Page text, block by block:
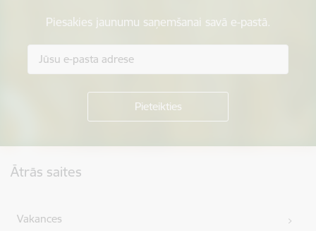
Piesakies jaunumu saņemšanai savā e-pastā.
Ātrās saites
Vakances